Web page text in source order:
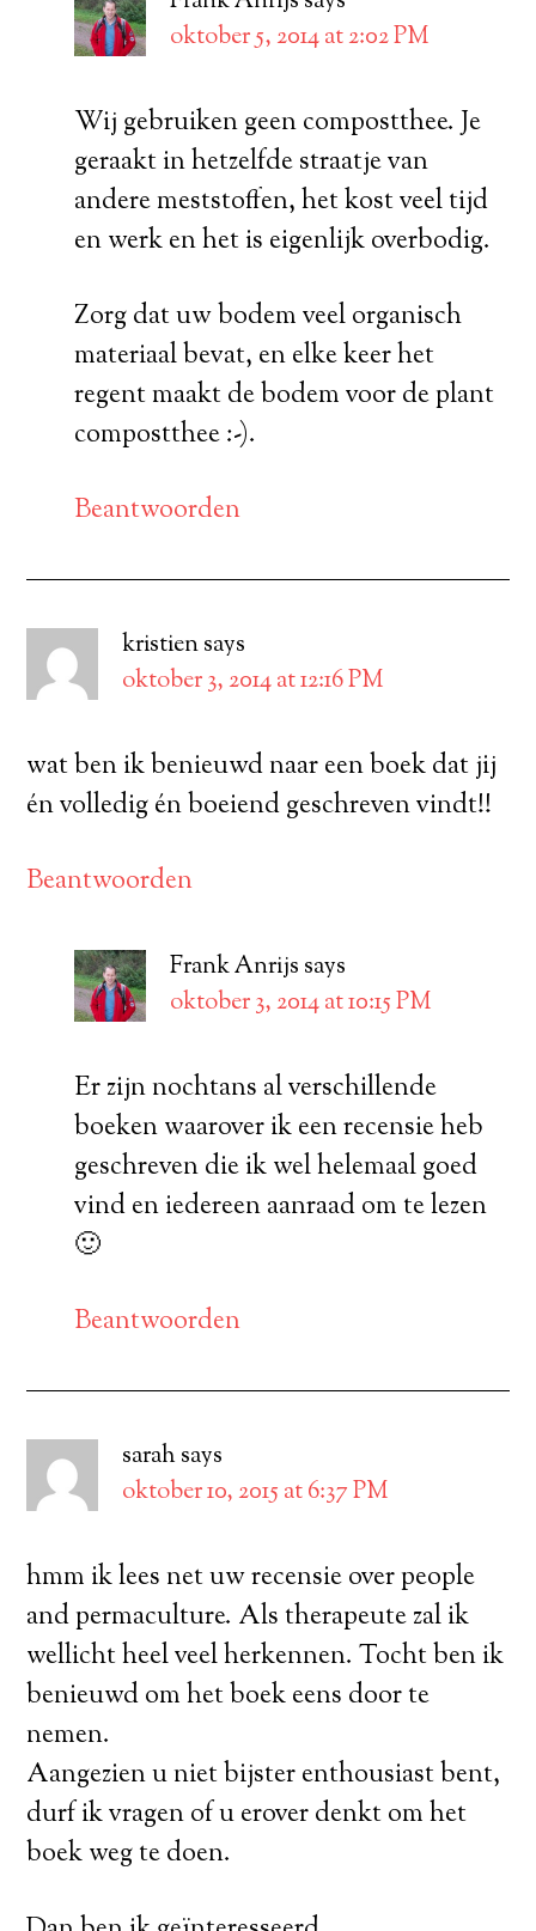
oktober 5, 2014 at 2:02 PM
Wij gebruiken geen compostthee. Je
geraakt in hetzelfde straatje van
andere meststoffen, het kost veel tijd
en werk en het is eigenlijk overbodig.
Zorg dat uw bodem veel organisch
materiaal bevat, en elke keer het
regent maakt de bodem voor de plant
compostthee :-).
Beantwoorden
kristiensays
oktober 3, 2014 at 12:16 PM
wat ben ik benieuwd naar een boek dat jij
én volledig én boeiend geschreven vindt!!
Beantwoorden
Frank Anrijs says
oktober 3, 2014 at 10:15 PM
Er zijn nochtans al verschillende
boeken waarover ik een recensie heb
geschreven die ik wel helemaal goed
vind en iedereen aanraad om te lezen
🙂
Beantwoorden
sarahsays
oktober 10, 2015 at 6:37 PM
hmm ik lees net uw recensie over people
and permaculture. Als therapeute zal ik
wellicht heel veel herkennen. Tocht ben ik
benieuwd om het boek eens door te
nemen.
Aangezien u niet bijster enthousiast bent,
durf ik vragen of u erover denkt om het
boek weg te doen.